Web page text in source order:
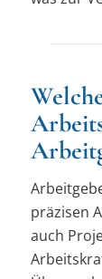
präzisen
auch